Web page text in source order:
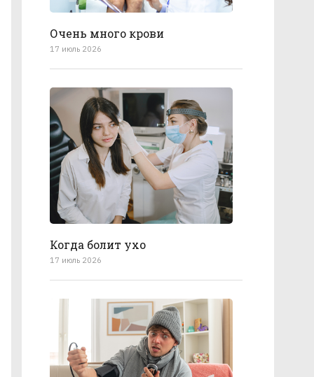
Очень много крови
17 июль 2026
Когда болит ухо
17 июль 2026